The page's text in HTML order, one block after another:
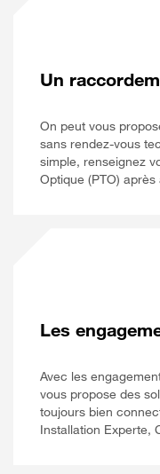
Un
On peut vous
sans rendez-vous
simple, renseignez
Optique (PTO)
Les
Avec les
vous propose des
toujours bien
Installation Experte,